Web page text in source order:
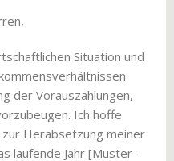
Situation und
der Vorauszahlungen,
Ich hoffe
Herabsetzung meiner
laufende Jahr [Muster-